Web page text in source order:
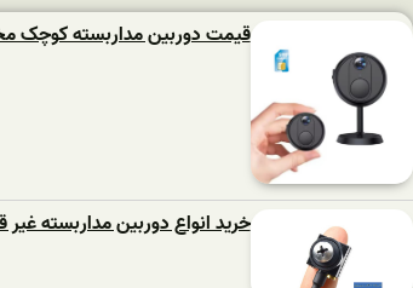
قیمت دوربین مداربسته کوچک
خرید انواع دوربین مداربسته